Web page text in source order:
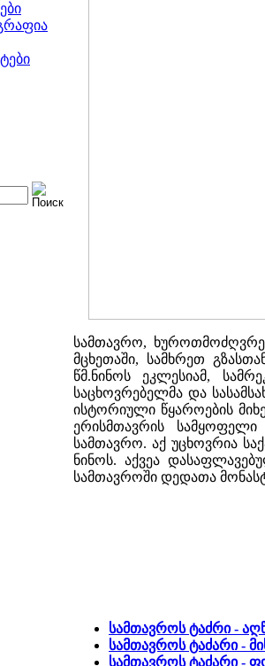
სამთავრო,
მცხეთაში, სამხრეთ
წმ.ნინოს ეკლესიამ,
საცხოვრებელმა და
ისტორიული წყაროების
ერისმთავრის
სამთავრო. აქ უცხოვრია
ნინოს. აქვეა
სამთავროში დედათა
სამთავროს ტაძრი -
სამთავროს ტაძარი -
სამთავროს ტაძარი -